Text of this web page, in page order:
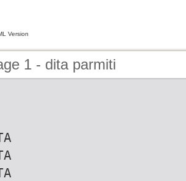
Version
1 - dita parmiti